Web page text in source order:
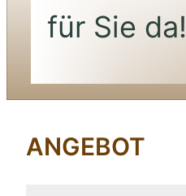
für Sie da!
ANGEBOT